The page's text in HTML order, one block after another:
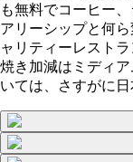
も無料でコーヒー
アリーシップと何
ャリティーレスト
焼き加減はミディ
いては、さすがに